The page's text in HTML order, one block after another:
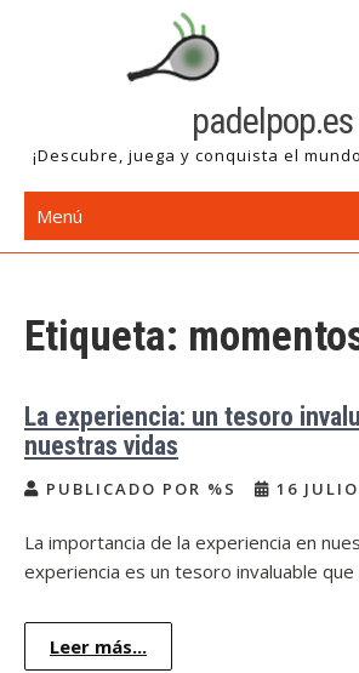
padelpop.es
¡Descubre, juega y conquista el
Menú
Etiqueta:
La experiencia: un tesoro
nuestras vidas
PUBLICADO POR %S 16
La importancia de la experiencia en
experiencia es un tesoro invaluable
Leer más...